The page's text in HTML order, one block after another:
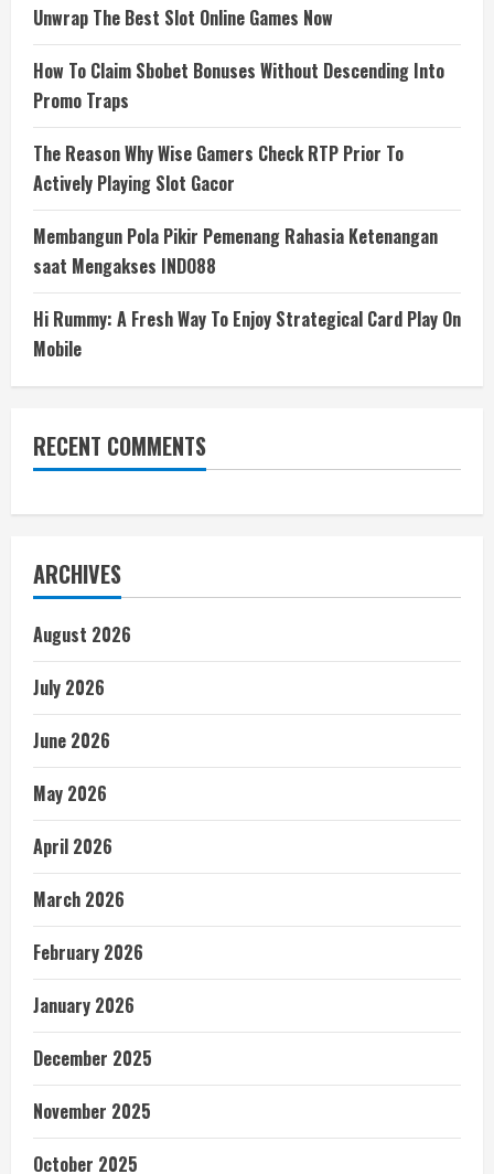
Unwrap The Best Slot Online Games Now
How To Claim Sbobet Bonuses Without Descending Into
Promo Traps
The Reason Why Wise Gamers Check RTP Prior To
Actively Playing Slot Gacor
Membangun Pola Pikir Pemenang Rahasia Ketenangan
saat Mengakses INDO88
Hi Rummy: A Fresh Way To Enjoy Strategical Card Play On
Mobile
RECENT COMMENTS
ARCHIVES
August 2026
July 2026
June 2026
May 2026
April 2026
March 2026
February 2026
January 2026
December 2025
November 2025
October 2025